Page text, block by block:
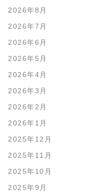
2026年8月
2026年7月
2026年6月
2026年5月
2026年4月
2026年3月
2026年2月
2026年1月
2025年12月
2025年11月
2025年10月
2025年9月